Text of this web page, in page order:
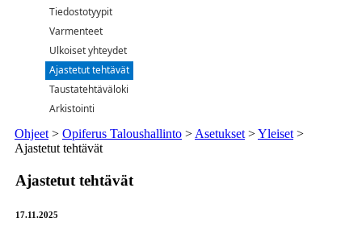
Tiedostotyypit
Varmenteet
Ulkoiset yhteydet
Ajastetut tehtävät
Taustatehtäväloki
Arkistointi
Ohjeet > Opiferus Taloushallinto > Asetukset >Yleiset >
Ajastetut tehtävät
Ajastetut tehtävät
17.11.2025